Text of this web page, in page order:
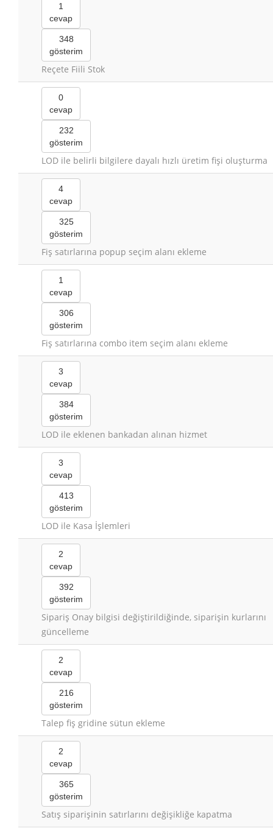
1
cevap
348
gösterim
Reçete Fiili Stok
0
cevap
232
gösterim
LOD ile belirli bilgilere dayalı hızlı üretim fişi oluşturma
4
cevap
325
gösterim
Fiş satırlarına popup seçim alanı ekleme
1
cevap
306
gösterim
Fiş satırlarına combo item seçim alanı ekleme
3
cevap
384
gösterim
LOD ile eklenen bankadan alınan hizmet
3
cevap
413
gösterim
LOD ile Kasa İşlemleri
2
cevap
392
gösterim
Sipariş Onay bilgisi değiştirildiğinde, siparişin kurlarını
güncelleme
2
cevap
216
gösterim
Talep fiş gridine sütun ekleme
2
cevap
365
gösterim
Satış siparişinin satırlarını değişikliğe kapatma